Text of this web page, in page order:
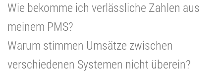
Wie bekomme ich verlässliche Zahlen aus
meinem PMS?
Warum stimmen Umsätze zwischen
verschiedenen Systemen nicht überein?